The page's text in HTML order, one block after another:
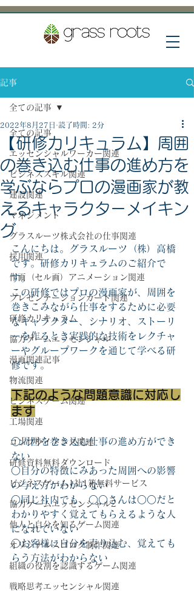
記事
全ての記事
エッセンシャルワーカー関連
ビジネススキル関連
建設関連
マネジメント
グラスルーツ株式会社の仕事関連
採用関連
作画（セル画）アニメーション関連
プレゼンテーションカード関連
研修カリキュラム
協力ゲームエッセンシャル
漫画関連記事
物流関連
ビジネスゲーム関連
工場関連
コンプライアンス関連
研修資料無料ダウンロード
ビジネスゲーム1社1箱無料サービス
協力ゲームエッセンシャル2
他人と自分を知るゲーム関連
オリジナルスゴロク制作関連
組織の役割を認識するゲーム関連
戦略思考エッセンシャル関連
全ての記事
【研修カリキュラム】周囲
の巻き込む仕事の進め方を
学ぶならプロの漫画家が教
えるキャラクターメイキン
グ
2022年8月27日 読了時間: 2分
こんにちは。グラスルーツ（株）高橋
です。研修カリキュラムのご紹介で
す。
この研修ではプロの漫画家が、周囲を
巻きこみながら仕事をするために必要
なキャラクター、シナリオ、ストーリ
ーを作るとき実践的な技術をレクチャ
ーやグループワークを通じて学べる研
修です。
下記のような問題意識に対応し
ます
○周囲を巻き込む仕事の進め方ができ
ない
○自分の特徴にみあった周囲への影響
の与え方がわからない
○同じ社内でも、○○さんは○○だと
わかりやすく覚えてもらえるような人
になれていない
○お客様に自分を売り込む、覚えても
らう方法がわからない